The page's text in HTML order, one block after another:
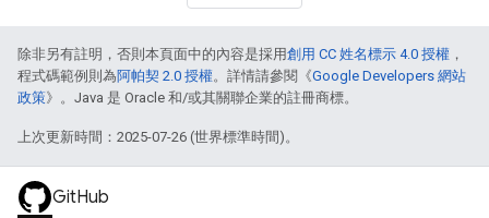
除非另有註明，否則本頁面中的內容是採用創用 CC 姓名標示 4.0 授權 ，
程式碼範例則為阿帕契 2.0 授權。詳情請參閱《Google Developers 網站
政策》。Java 是 Oracle 和/或其關聯企業的註冊商標。
上次更新時間：2025-07-26 (世界標準時間)。
GitHub